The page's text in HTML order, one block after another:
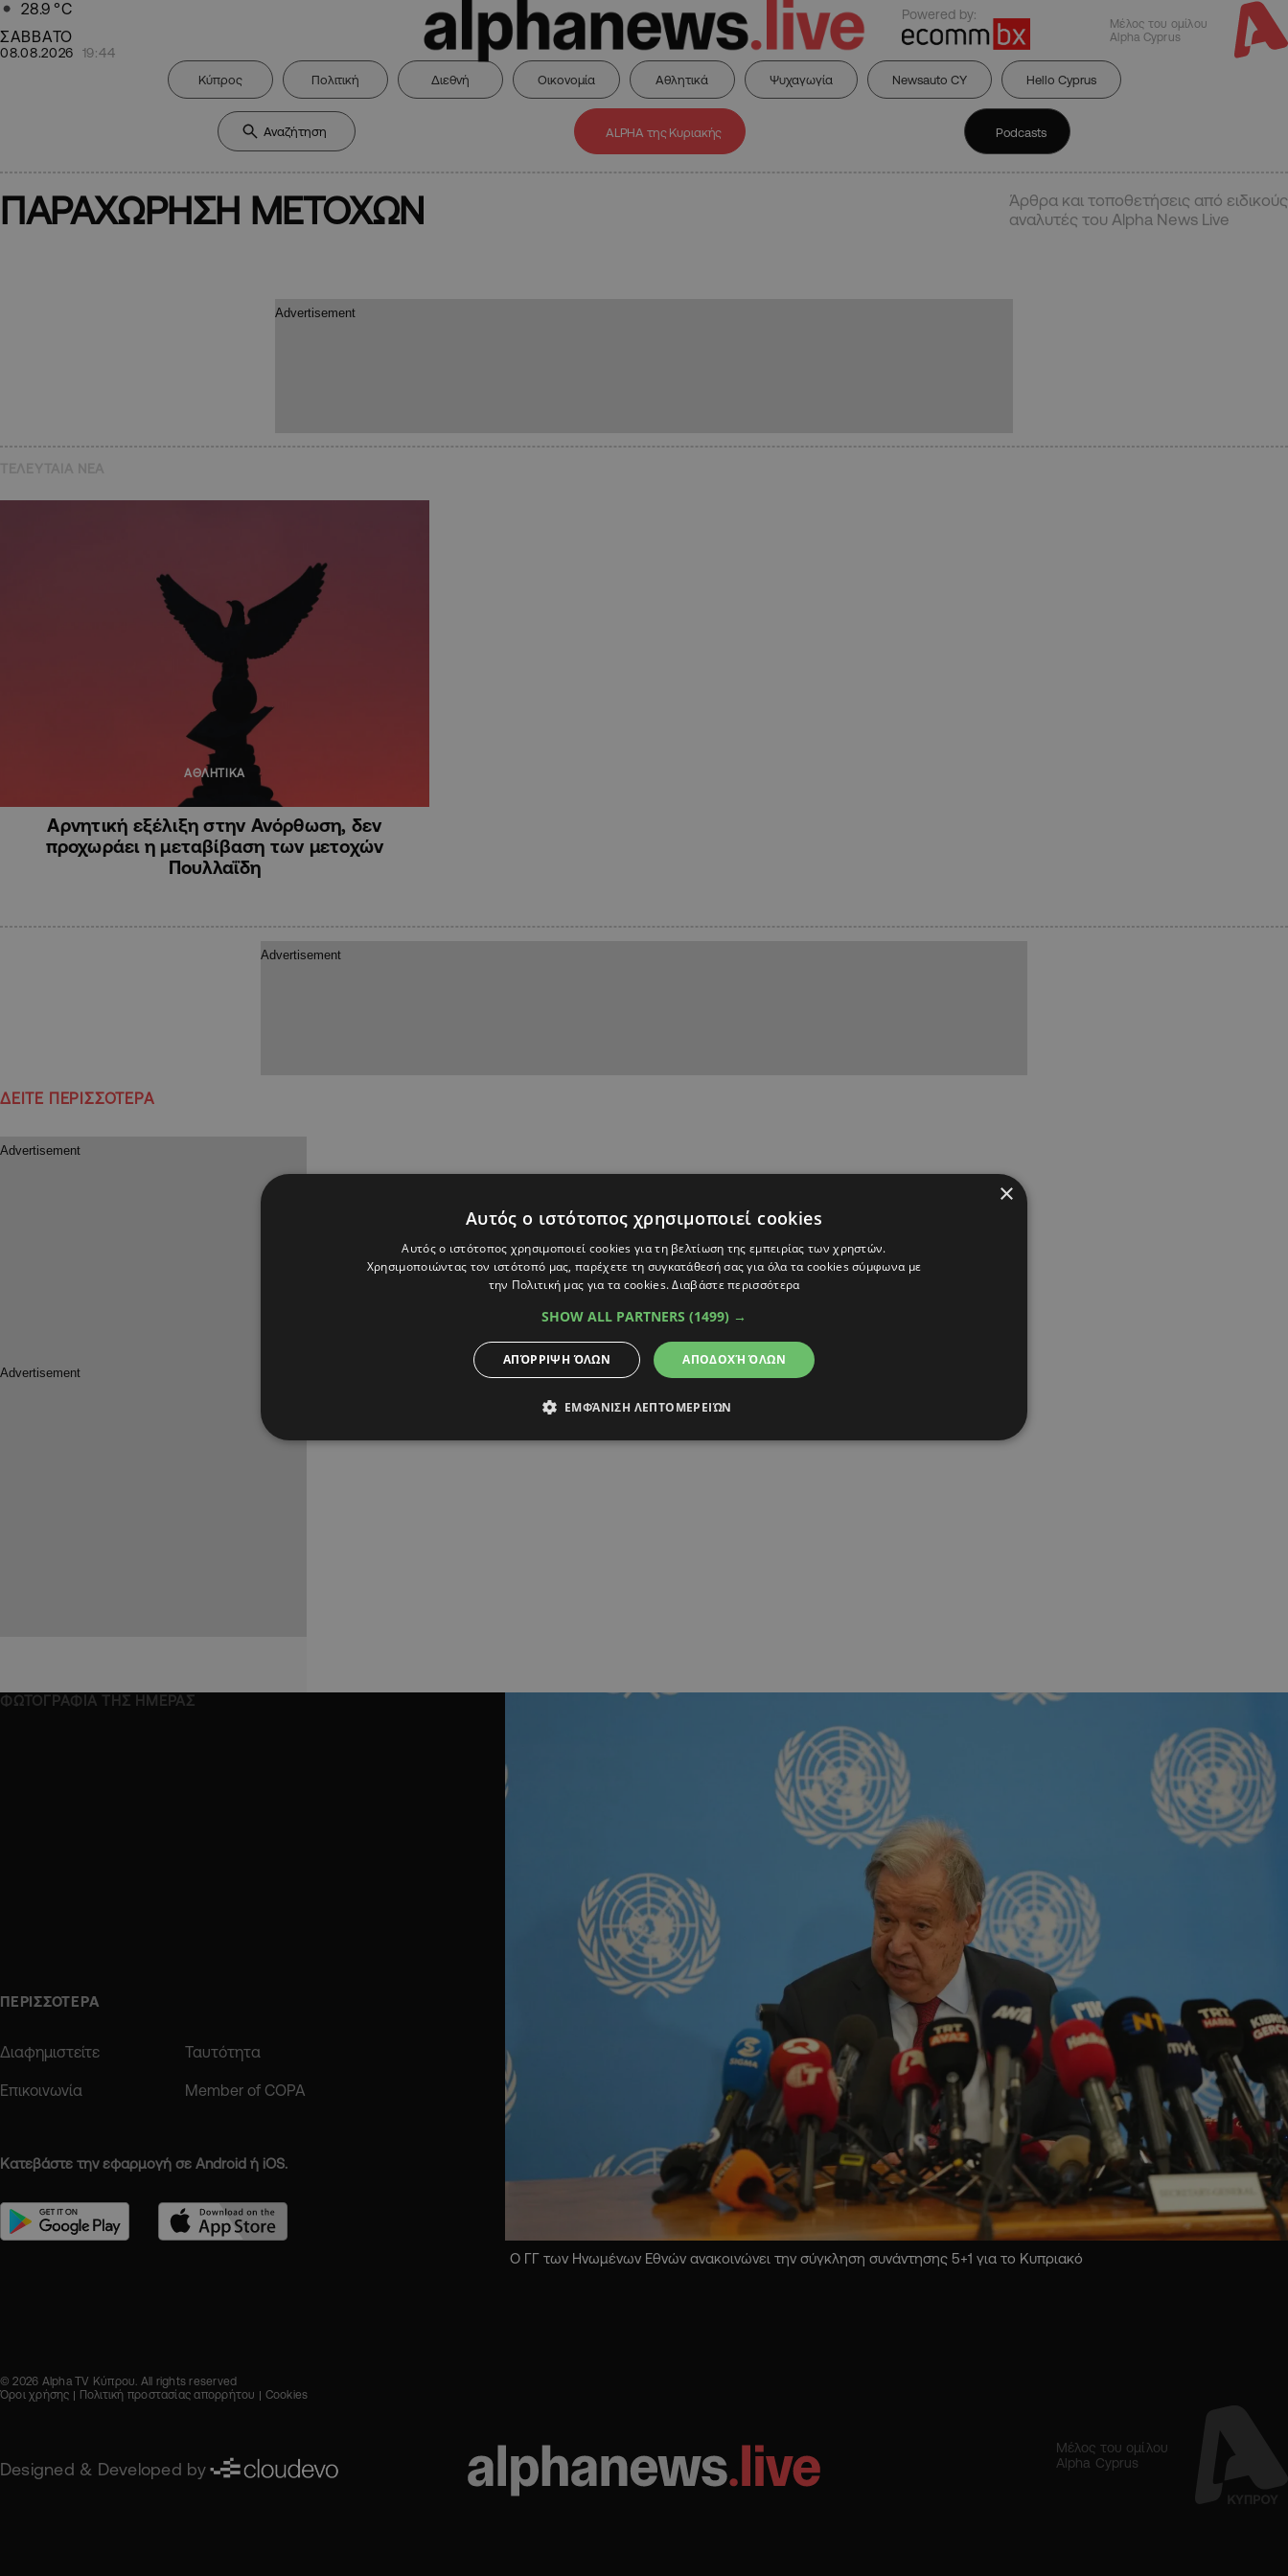
28.9 °C
ΣΑΒΒΑΤΟ
08.08.2026 19:44
Powered by:
Μέλος του ομίλου
Alpha Cyprus
Κύπρος Πολιτική Διεθνή Οικονομία Αθλητικά Ψυχαγωγία Newsauto CY Hello Cyprus
ALPHA της Κυριακής Podcasts
ΠΑΡΑΧΩΡΗΣΗ ΜΕΤΟΧΩΝ
Άρθρα και τοποθετήσεις από ειδικούς
αναλυτές του Alpha News Live
ΑΘΛΗΤΙΚΑ
Αρνητική εξέλιξη στην Ανόρθωση, δεν
προχωράει η μεταβίβαση των μετοχών
Πουλλαΐδη
ΔΕΙΤΕ ΠΕΡΙΣΣΟΤΕΡΑ
ΦΩΤΟΓΡΑΦΙΑ ΤΗΣ ΗΜΕΡΑΣ
ΠΕΡΙΣΣΟΤΕΡΑ
Διαφημιστείτε Ταυτότητα
Επικοινωνία Member of COPA
Κατεβάστε την εφαρμογή σε Android ή iOS.
Ο ΓΓ των Ηνωμένων Εθνών ανακοινώνει την σύγκληση συνάντησης 5+1 για το Κυπριακό
© 2026 Alpha TV Κύπρου. All rights reserved
Όροι χρήσης
Πολιτική προστασίας απορρήτου Cookies
Designed & Developed by
Μέλος του ομίλου
Alpha Cyprus
×
Αυτός ο ιστότοπος χρησιμοποιεί cookies
Αυτός ο ιστότοπος χρησιμοποιεί cookies για τη βελτίωση της εμπειρίας των χρηστών.
Χρησιμοποιώντας τον ιστότοπό μας, παρέχετε τη συγκατάθεσή σας για όλα τα cookies σύμφωνα με
την Πολιτική μας για τα cookies.Διαβάστε περισσότερα
SHOW ALL PARTNERS (1499) →
ΑΠΟΔΟΧΉ ΌΛΩΝ
ΑΠΌΡΡΙΨΗ ΌΛΩΝ
ΕΜΦΆΝΙΣΗ ΛΕΠΤΟΜΕΡΕΙΏΝ